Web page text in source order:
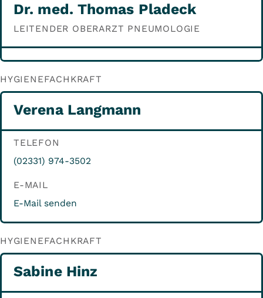
Dr. med. Thomas Pladeck
LEITENDER OBERARZT PNEUMOLOGIE
HYGIENEFACHKRAFT
Verena Langmann
TELEFON
(02331) 974-3502
E-MAIL
E-Mail senden
HYGIENEFACHKRAFT
Sabine Hinz